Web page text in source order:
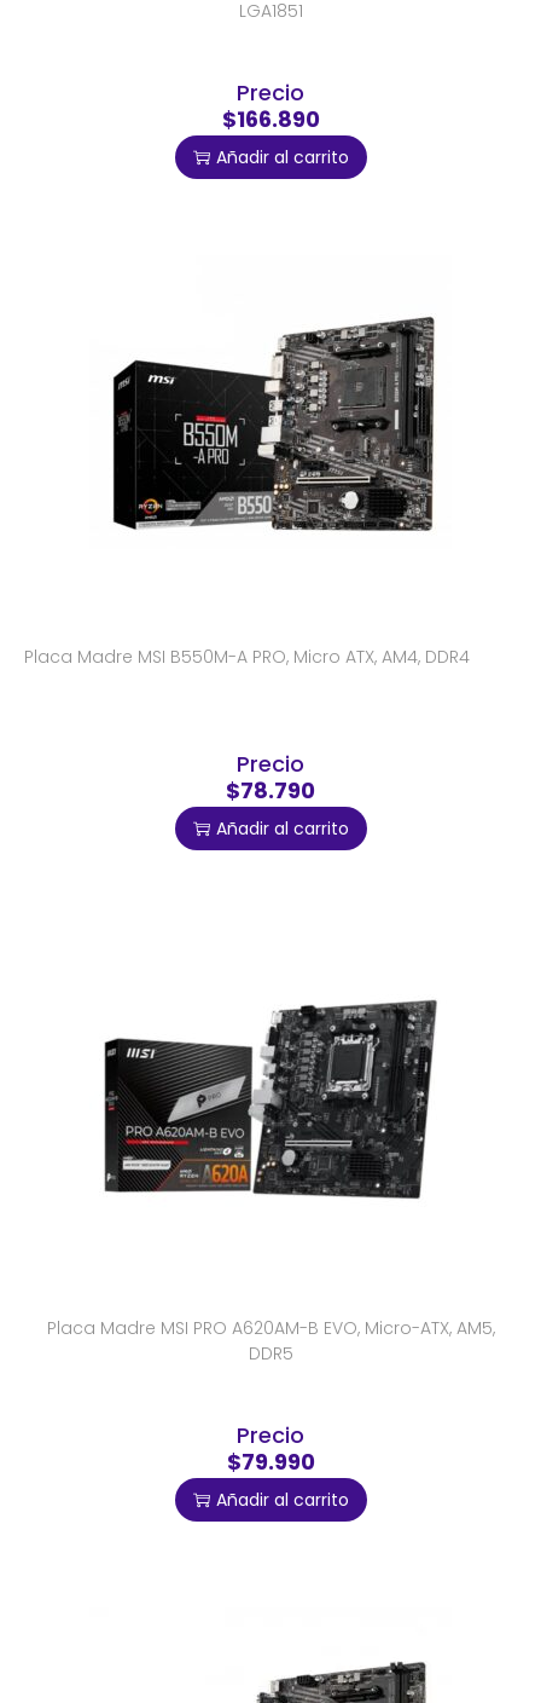
LGA1851
Precio
$166.890
Añadir al carrito
Placa Madre MSI B550M-A PRO, Micro ATX, AM4, DDR4
Precio
$78.790
Añadir al carrito
Placa Madre MSI PRO A620AM-B EVO, Micro-ATX, AM5,
DDR5
Precio
$79.990
Añadir al carrito